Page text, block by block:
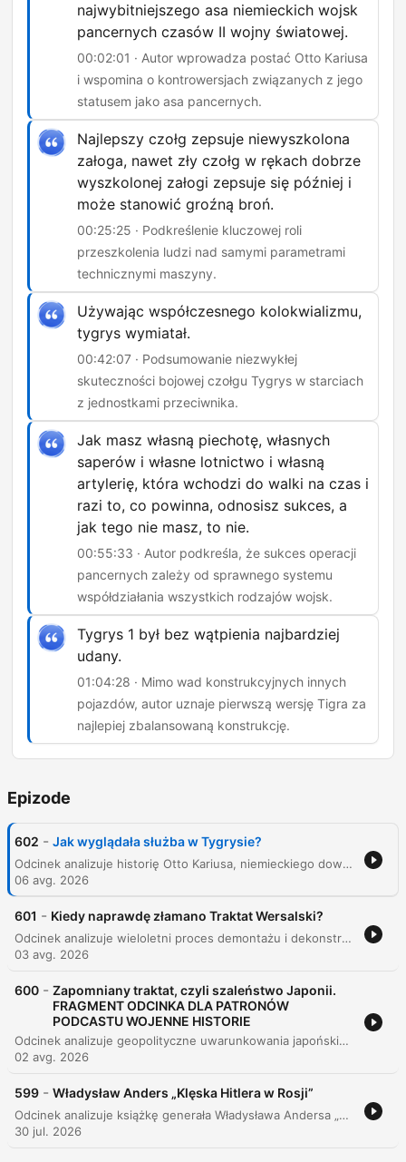
najwybitniejszego asa niemieckich wojsk
pancernych czasów II wojny światowej.
00:02:01 · Autor wprowadza postać Otto Kariusa
i wspomina o kontrowersjach związanych z jego
statusem jako asa pancernych.
Najlepszy czołg zepsuje niewyszkolona
załoga, nawet zły czołg w rękach dobrze
wyszkolonej załogi zepsuje się później i
może stanowić groźną broń.
00:25:25 · Podkreślenie kluczowej roli
przeszkolenia ludzi nad samymi parametrami
technicznymi maszyny.
Używając współczesnego kolokwializmu,
tygrys wymiatał.
00:42:07 · Podsumowanie niezwykłej
skuteczności bojowej czołgu Tygrys w starciach
z jednostkami przeciwnika.
Jak masz własną piechotę, własnych
saperów i własne lotnictwo i własną
artylerię, która wchodzi do walki na czas i
razi to, co powinna, odnosisz sukces, a
jak tego nie masz, to nie.
00:55:33 · Autor podkreśla, że sukces operacji
pancernych zależy od sprawnego systemu
współdziałania wszystkich rodzajów wojsk.
Tygrys 1 był bez wątpienia najbardziej
udany.
01:04:28 · Mimo wad konstrukcyjnych innych
pojazdów, autor uznaje pierwszą wersję Tigra za
najlepiej zbalansowaną konstrukcję.
Epizode
602 - Jak wyglądała służba w Tygrysie?
Odcinek analizuje historię Otto Kariusa, niemieckiego dowódcy czołgów ciężkich typu Tiger, oraz weryfikuje wiarygodność jego wspomnień w kontekście rzeczywistości historycznej. Rozmówcy badają różnice między subiektywnymi odczuciami żołnierza a faktami dotyczącymi sukcesów bojowych i wyposażenia Armii Czerwonej. Program szczegółowo omawia techniczne aspekty służby w 502 Batalionie Czołgów Ciężkich, skupiając się na wyzwaniach logistycznych, trudnych warunkach terenowych oraz specyfice walk pancernych. Analizie poddano skuteczność Tygrysa, rolę współpracy różnych rodzajów broni oraz ekstremalne warunki życia i przetrwania załóg wewnątrz pojazdów.
06 avg. 2026
601 - Kiedy naprawdę złamano Traktat Wersalski?
Odcinek analizuje wieloletni proces demontażu i dekonstrukcji traktatu wersalskiego, wskazując, że nie był to pojedynczy akt, lecz stopniowe łamanie kolejnych postanowień przez różne mocarstwa oraz Niemcy. Autor szczegółowo omawia aspekty polityczne, terytorialne i gospodarcze dokumentu, od kwestii Ligi Narodów i granic, po nierealne zapisy dotyczące reparacji i zbrojeń. Analiza pokazuje, jak błędy mocarstw zachodnich, brak udziału kluczowych potęg oraz kwestionowanie zapisów traktatu przyczyniły się do niestabilności międzynarodowej. Proces ten doprowadził ostatecznie do upadku ładu wersalskiego, zniszczenia postanowień rozbrojeniowych i destabilizacji bezpieczeństwa, co miało tragiczne skutki dla Europy oraz II Rzeczypospolitej.
03 avg. 2026
600 - Zapomniany traktat, czyli szaleństwo Japonii.
FRAGMENT ODCINKA DLA PATRONÓW
PODCASTU WOJENNE HISTORIE
Odcinek analizuje geopolityczne uwarunkowania japońskiego ekspansjonizmu na początku XX wieku, koncentrując się na narastającym konflikcie interesów między Japonią, Chinami a mocarstwami zachodnimi, takimi jak USA i Wielka Brytania. Prelegent omawia proces wycofywania się brytyjskiego sojuszu z Japonią oraz strategiczne dążenia Japonii do dominacji w Chinach poprzez wykorzystanie osłabienia mocarstw europejskich podczas I wojny światowej. Analiza obejmuje działania militarne Japonii na półwyspie Shantung, zajęcie niemieckich kolonii oraz mechanizm japońskich żądań gospodarczych opartych na szantażu militarnym. Tekst wskazuje na ciągłość strategii japońskiej, łącząc wydarzenia z lat 1914-1915 z późniejszą agresją w trakcie II wojny światowej.
02 avg. 2026
599 - Władysław Anders „Klęska Hitlera w Rosji”
Odcinek analizuje książkę generała Władysława Andersa „Klęska Hitlera w Rosji 1941-1945” oraz debatę historyczną dotyczącą przyczyn zwycięstwa Związku Radzieckiego i roli aliantów zachodnich. Autorzy badają wpływ powojennej propagandy niemieckich generałów na zniekształcenie obrazu II wojny światowej, podważając mity o doskonałości Wehrmachtu. Analiza skupia się na konfrontacji perspektywy Andersa z rzeczywistością logistyczną i gospodarczą. Argumentuje się, że porażka III Rzeszy nie wynikała jedynie z błędów strategicznych Hitlera, lecz przede wszystkim z braku zdolności przemysłowej Niemiec oraz kluczowego znaczenia potencjału gospodarczego USA i programu Lend-Lease.
30 jul. 2026